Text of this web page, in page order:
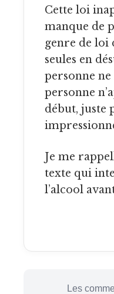
Cette loi inapplicable par
manque de
genre de loi
seules en
personne
personne
début, juste
Je me rappelle justement d’un
texte qui
l’alcool
Les